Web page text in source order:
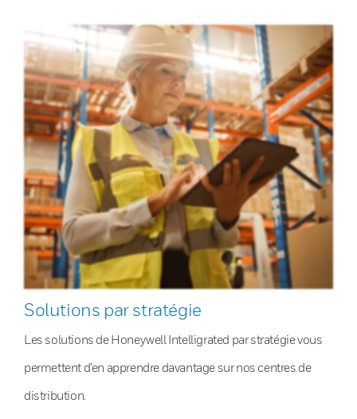
Solutions par stratégie
Les solutions de Honeywell Intelligrated par stratégie vous
permettent d’en apprendre davantage sur nos centres de
distribution.